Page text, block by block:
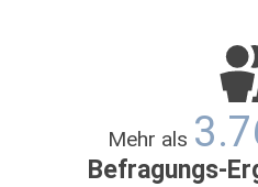
Mehr als
Befragungs-